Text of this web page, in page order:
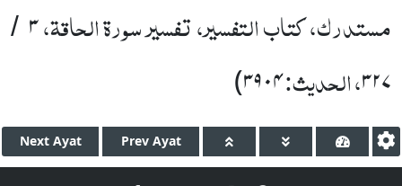
مستدرک، کتاب التفسیر، تفسیر سورۃ الحاقۃ،۳ /
۳۲۷، الحدیث:۳۹۰۴)
Next Ayat Prev Ayat